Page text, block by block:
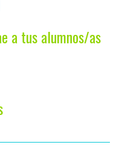
a tus alumnos/as